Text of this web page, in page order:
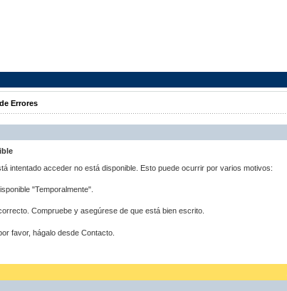
Errores
intentado acceder no está disponible. Esto puede ocurrir por varios motivos:
"Temporalmente".
Compruebe y asegúrese de que está bien escrito.
favor, hágalo desde Contacto.